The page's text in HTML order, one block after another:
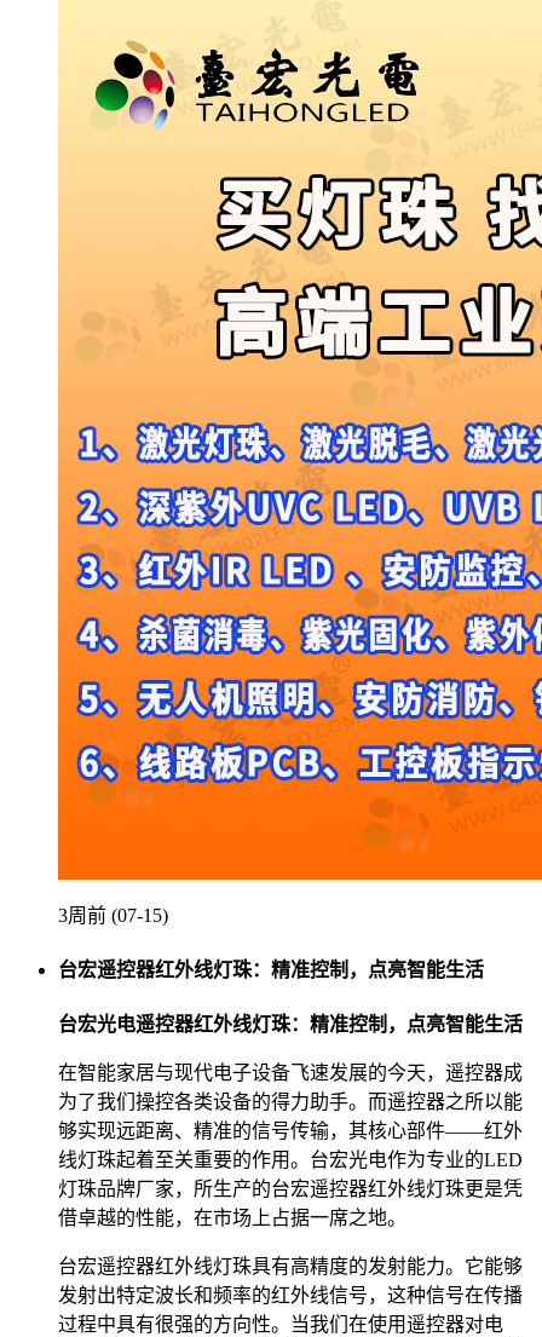
3周前 (07-15)
台宏遥控器红外线灯珠：精准控制，点亮智能生活
台宏光电遥控器红外线灯珠：精准控制，点亮智能生活
在智能家居与现代电子设备飞速发展的今天，遥控器成
为了我们操控各类设备的得力助手。而遥控器之所以能
够实现远距离、精准的信号传输，其核心部件——红外
线灯珠起着至关重要的作用。台宏光电作为专业的LED
灯珠品牌厂家，所生产的台宏遥控器红外线灯珠更是凭
借卓越的性能，在市场上占据一席之地。
台宏遥控器红外线灯珠具有高精度的发射能力。它能够
发射出特定波长和频率的红外线信号，这种信号在传播
过程中具有很强的方向性。当我们在使用遥控器对电